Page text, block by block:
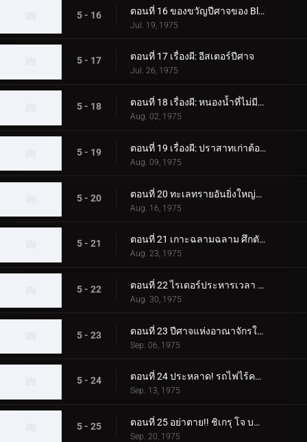
5 - 16 ตอนที่ 16 ของขวัญปีศาจของ Bloodsucking Bubunger!
Jul. 19, 1975
5 - 17 ตอนที่ 17 เรื่องผี: อีสเตอร์ปีศาจ
Jul. 26, 1975
5 - 18 ตอนที่ 18 เรื่องผี: หนองน้ำที่ไม่มีก้นบึ้ง
Aug. 02, 1975
5 - 19 ตอนที่ 19 เรื่องผี: ปราสาทเก่าต้องคำสาป!
Aug. 09, 1975
5 - 20 ตอนที่ 20 ทะเลทรายอันยิ่งใหญ่ที่น่ากลัว! สองทูเบ!
Aug. 16, 1975
5 - 21 ตอนที่ 21 เกาะฉลามฉลาม ศึกตัดสินในทะเล!
Aug. 23, 1975
5 - 22 ตอนที่ 22 ไรเดอร์ประหารเวลา 12:00 น.?!
Aug. 30, 1975
5 - 23 ตอนที่ 23 ปีศาจแห่งอาณาจักรใต้ดิน!!
Sep. 06, 1975
5 - 24 ตอนที่ 24 ประหลาด! รถไฟไร้คนขับวิ่ง!!
Sep. 13, 1975
5 - 25 ตอนที่ 25 อย่าตาย!! ชิเกรุ โจ บนเก้าอี้ไฟฟ้า
Sep. 20, 1975